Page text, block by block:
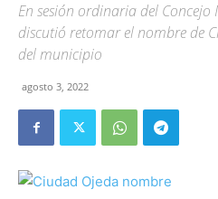
En sesión ordinaria del
discutió retomar el nombre de
del municipio
agosto 3, 2022